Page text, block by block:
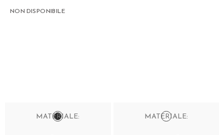
NON DISPONIBILE
MATERIALE: MATERIALE: